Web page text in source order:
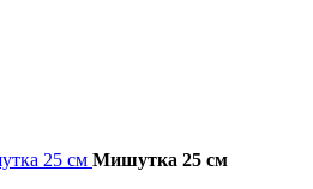
Мишутка 25 см